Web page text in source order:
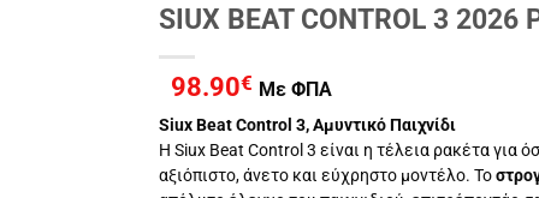
SIUX BEAT CONTROL 3 2026
98.90€ Με ΦΠΑ
Siux Beat Control 3, Αμυντικό Παιχνίδι
Η Siux Beat Control 3 είναι η τέλεια ρακέτα για
αξιόπιστο, άνετο και εύχρηστο μοντέλο. Το